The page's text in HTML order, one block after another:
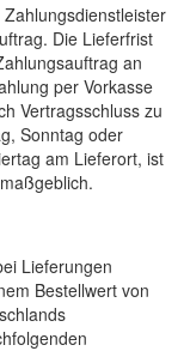
Die Lieferfrist
an
per Vorkasse
Vertragsschluss zu
Sonntag oder
am Lieferort, ist
Lieferungen
Bestellwert von